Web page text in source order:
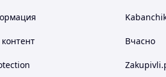
Вчасно